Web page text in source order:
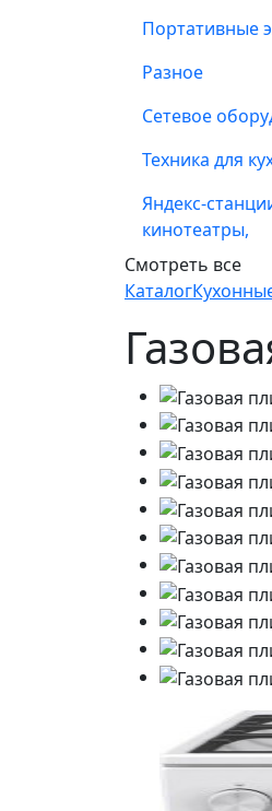
Портативные
Разное
Сетевое
Техника для
Яндекс-
кинотеатры,
Смотреть все
Каталог